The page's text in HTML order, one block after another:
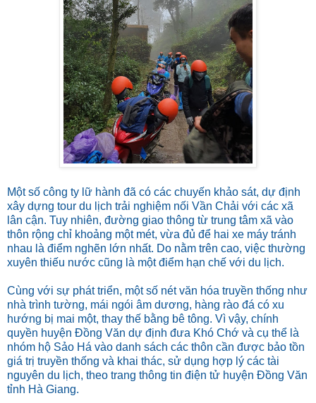
Một số công ty lữ hành đã có các chuyến khảo sát, dự định
xây dựng tour du lịch trải nghiệm nối Vần Chải với các xã
lân cận. Tuy nhiên, đường giao thông từ trung tâm xã vào
thôn rộng chỉ khoảng một mét, vừa đủ để hai xe máy tránh
nhau là điểm nghẽn lớn nhất. Do nằm trên cao, việc thường
xuyên thiếu nước cũng là một điểm hạn chế với du lịch.
Cùng với sự phát triển, một số nét văn hóa truyền thống như
nhà trình tường, mái ngói âm dương, hàng rào đá có xu
hướng bị mai một, thay thế bằng bê tông. Vì vậy, chính
quyền huyện Đồng Văn dự định đưa Khó Chớ và cụ thể là
nhóm hộ Sảo Há vào danh sách các thôn cần được bảo tồn
giá trị truyền thống và khai thác, sử dụng hợp lý các tài
nguyên du lịch, theo trang thông tin điện tử huyện Đồng Văn
tỉnh Hà Giang.